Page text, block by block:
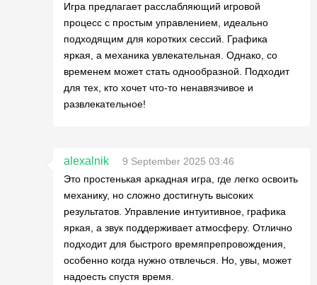
Игра предлагает расслабляющий игровой
процесс с простым управлением, идеально
подходящим для коротких сессий. Графика
яркая, а механика увлекательная. Однако, со
временем может стать однообразной. Подходит
для тех, кто хочет что-то ненавязчивое и
развлекательное!
alexalnik
9 September 2025 03:46
Это простенькая аркадная игра, где легко освоить
механику, но сложно достигнуть высоких
результатов. Управление интуитивное, графика
яркая, а звук поддерживает атмосферу. Отлично
подходит для быстрого времяпрепровождения,
особенно когда нужно отвлечься. Но, увы, может
надоесть спустя время.